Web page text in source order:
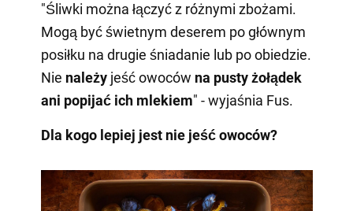
"Śliwki można łączyć z różnymi zbożami.
Mogą być świetnym deserem po głównym
posiłku na drugie śniadanie lub po obiedzie.
Nie należyjeść owoców na pusty żołądek
ani popijać ich mlekiem" - wyjaśnia Fus.
Dla kogo lepiej jest nie jeść owoców?